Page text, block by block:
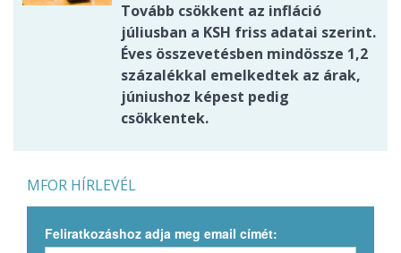
Tovább csökkent az infláció
júliusban a KSH friss adatai szerint.
Éves összevetésben mindössze 1,2
százalékkal emelkedtek az árak,
júniushoz képest pedig
csökkentek.
MFOR HÍRLEVÉL
Feliratkozáshoz adja meg email címét: